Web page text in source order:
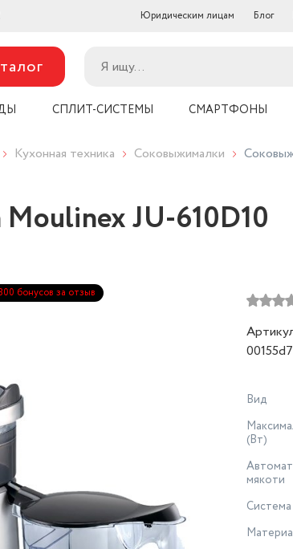
Юридическим лицам Блог
СПЛИТ-СИСТЕМЫ СМАРТФОНЫ
Кухонная техника Соковыжималки
JU-610D10
бонусов за отзыв
Вид
(Вт)
мякоти